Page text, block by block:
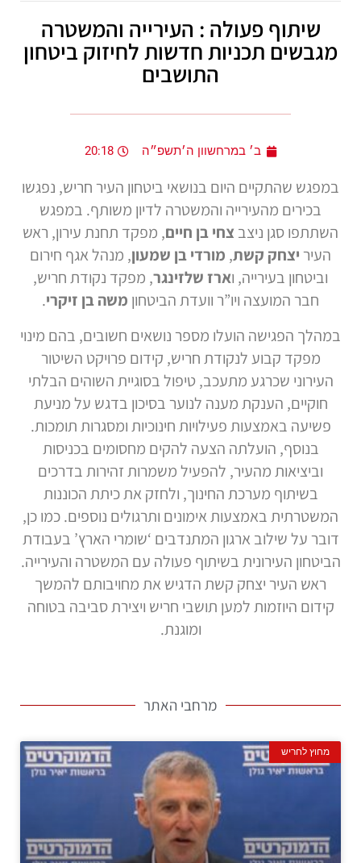
שיתוף פעולה : העירייה והמשטרה
מגבשים תכניות חדשות לחיזוק ביטחון
התושבים
ב׳ במרחשוון ה׳תשפ״ה 20:18
במפגש שהתקיים היום בנושאי ביטחון העיר חריש, נפגשו
בכירים מהעירייה והמשטרה לדיון משותף. במפגש
השתתפו סגן ניצב צחי בן חיים, מפקד תחנת עירון, ראש
העיריצחק קשת, מורדי בן שמעון, מנהל אגף חירום
וביטחון בעירייה, וארז שלזינגר, מפקד נקודת חריש,
חבר המועצה ויו”ר וועדת הביטחון משה בן זיקרי.
במהלך הפגישה הועלו מספר נושאים חשובים, בהם מינוי
מפקד קבוע לנקודת חריש, קידום פרויקט השיטור
העירוני שכרגע מתעכב, טיפול בסוגיית השוהים הבלתי
חוקיים, הענקת מענה לנוער בסיכון בדגש על מניעת
פשיעה באמצעות פעילויות חינוכיות ומסגרות תומכות.
בנוסף, הועלתה הצעה להקים מחסומים בכניסות
וביציאות מהעיר, להפעיל משמרות זהירות בדרכים
בשיתוף מערכת החינוך, ולחזק את כיתת הכוננות
המשטרתית באמצעות אימונים ותרגולים נוספים. כמו כן,
דובר על שילוב ארגון המתנדבים ‘שומרי הארץ’ בעבודת
הביטחון העירונית בשיתוף פעולה עם המשטרה והעירייה.
ראש העיר יצחק קשת הדגיש את מחויבותם להמשך
קידום היוזמות למען תושבי חריש ויצירת סביבה בטוחה
ומוגנת.
מרחבי האתר
מחוץ לחריש